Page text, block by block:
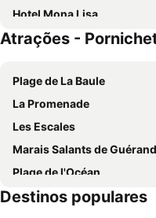
Hotel Mona Lisa
Mercure La Baule Majestic Hotel
B&B HOTEL Saint-Nazaire Pornichet
Hôtel Spa du Beryl St Brévin l'Océan
Atrações -
Plage de La Baule
La Promenade
Les Escales
Marais Salants de
Plage de l'Océan
Pen Bron
Destinos populares